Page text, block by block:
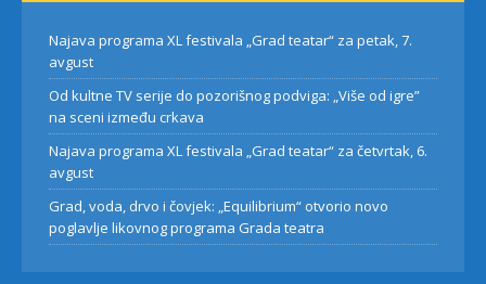
Najava programa XL festivala „Grad teatar“ za petak, 7.
avgust
Od kultne TV serije do pozorišnog podviga: „Više od igre”
na sceni između crkava
Najava programa XL festivala „Grad teatar“ za četvrtak, 6.
avgust
Grad, voda, drvo i čovjek: „Equilibrium“ otvorio novo
poglavlje likovnog programa Grada teatra